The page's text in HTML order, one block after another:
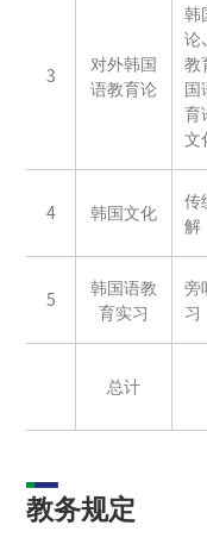
3
对外韩国
语教育论
韩
论
教
国
育
文
4 韩国文化
传
解
5
韩国语教
育实习
旁
习
总计
教务规定